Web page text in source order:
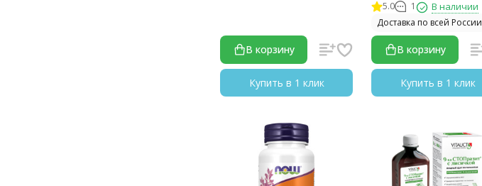
В корзину
Купить в 1 клик
5.0 1 В наличии
Доставка по всей России
В корзину
Купить в 1 клик